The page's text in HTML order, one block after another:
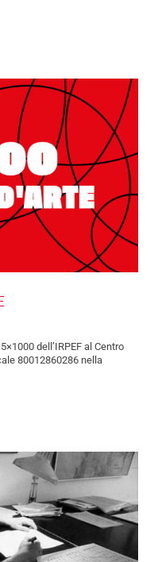
dell’IRPEF al Centro
80012860286 nella